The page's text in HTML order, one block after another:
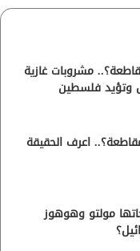
مشروبات غازية
وتؤيد فلسطين
اعرف الحقيقة
مولتو وهوهوز